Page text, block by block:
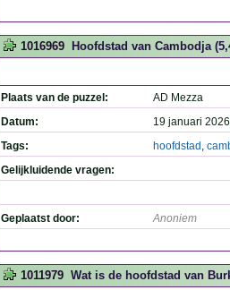
1016969 Hoofdstad van Cambodja
Plaats van de puzzel:
AD Mezza
Datum:
19 januari
Tags:
hoofdstad ,
Gelijkluidende vragen:
Geplaatst door: Anoniem
1011979 Wat is de hoofdstad van